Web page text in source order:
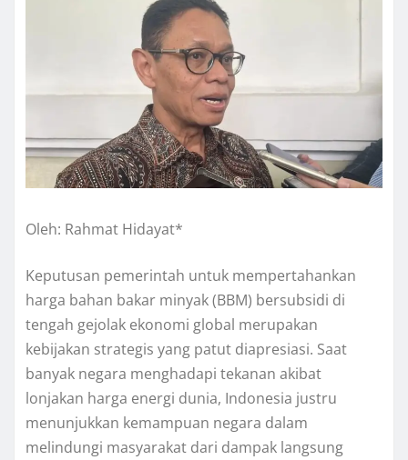
Oleh: Rahmat Hidayat*
Keputusan pemerintah untuk mempertahankan
harga bahan bakar minyak (BBM) bersubsidi di
tengah gejolak ekonomi global merupakan
kebijakan strategis yang patut diapresiasi. Saat
banyak negara menghadapi tekanan akibat
lonjakan harga energi dunia, Indonesia justru
menunjukkan kemampuan negara dalam
melindungi masyarakat dari dampak langsung